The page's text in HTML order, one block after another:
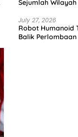
Sejumlah
July 27, 2026
Robot Humanoid
Balik